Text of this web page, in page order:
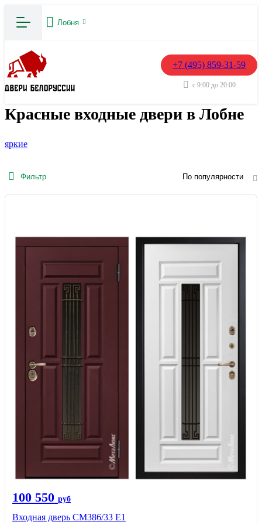
Лобня
+7 (495) 859-31-59
с 9:00 до 20:00
Красные входные двери в Лобне
яркие
Фильтр По популярности
100 550 руб
Входная дверь СМ386/33 Е1